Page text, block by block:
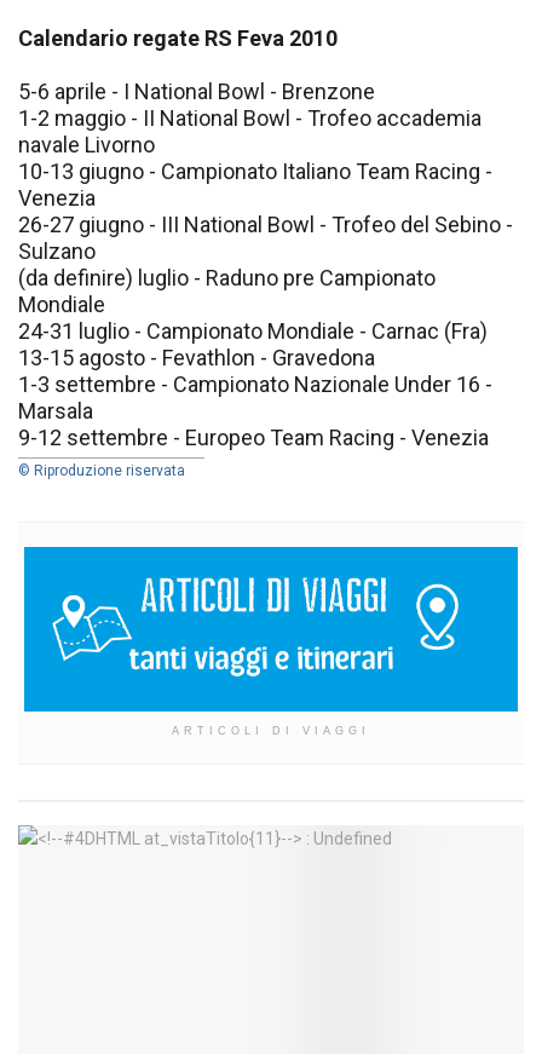
Calendario regate RS Feva 2010
5-6 aprile - I National Bowl - Brenzone
1-2 maggio - II National Bowl - Trofeo accademia
navale Livorno
10-13 giugno - Campionato Italiano Team Racing -
Venezia
26-27 giugno - III National Bowl - Trofeo del Sebino -
Sulzano
(da definire) luglio - Raduno pre Campionato
Mondiale
24-31 luglio - Campionato Mondiale - Carnac (Fra)
13-15 agosto - Fevathlon - Gravedona
1-3 settembre - Campionato Nazionale Under 16 -
Marsala
9-12 settembre - Europeo Team Racing - Venezia
© Riproduzione riservata
ARTICOLI DI VIAGGI